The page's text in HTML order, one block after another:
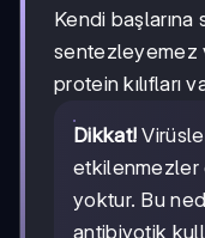
Kendi
sentezleyemez
protein kılıfları
Dikkat!
etkilenmezler
yoktur. Bu
antibiyotik